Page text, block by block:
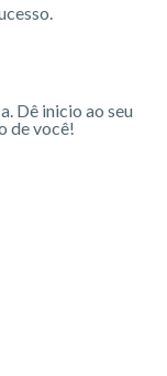
Dê inicio ao seu
de você!